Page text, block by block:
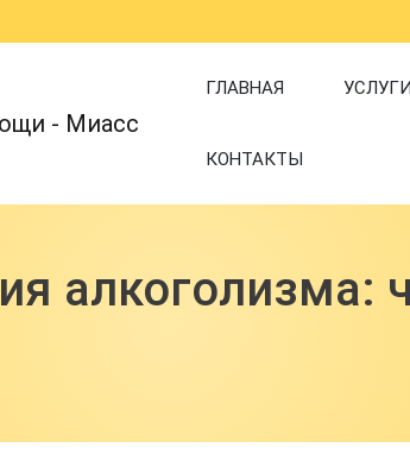
- Миасс
Main
ГЛАВНАЯ УСЛУГИ
КОНТАКТЫ
алкоголизма: